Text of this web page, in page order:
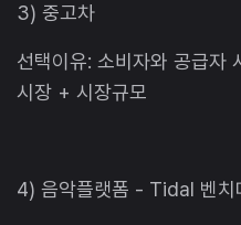
3) 중고차
선택이유: 소비자와 공급자
시장 + 시장규모
4) 음악플랫폼 - Tidal 벤치